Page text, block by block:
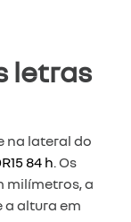
letras
na lateral do
84 h. Os
milímetros, a
a altura em